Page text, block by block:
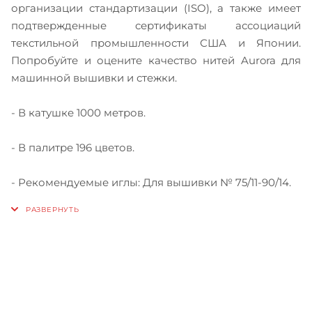
организации стандартизации (ISO), а также имеет
подтвержденные сертификаты ассоциаций
текстильной промышленности США и Японии.
Попробуйте и оцените качество нитей Aurora для
машинной вышивки и стежки.
- В катушке 1000 метров.
- В палитре 196 цветов.
- Рекомендуемые иглы: Для вышивки № 75/11-90/14.